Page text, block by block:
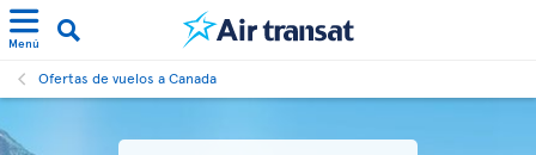
Menú
Ofertas de vuelos a Canada